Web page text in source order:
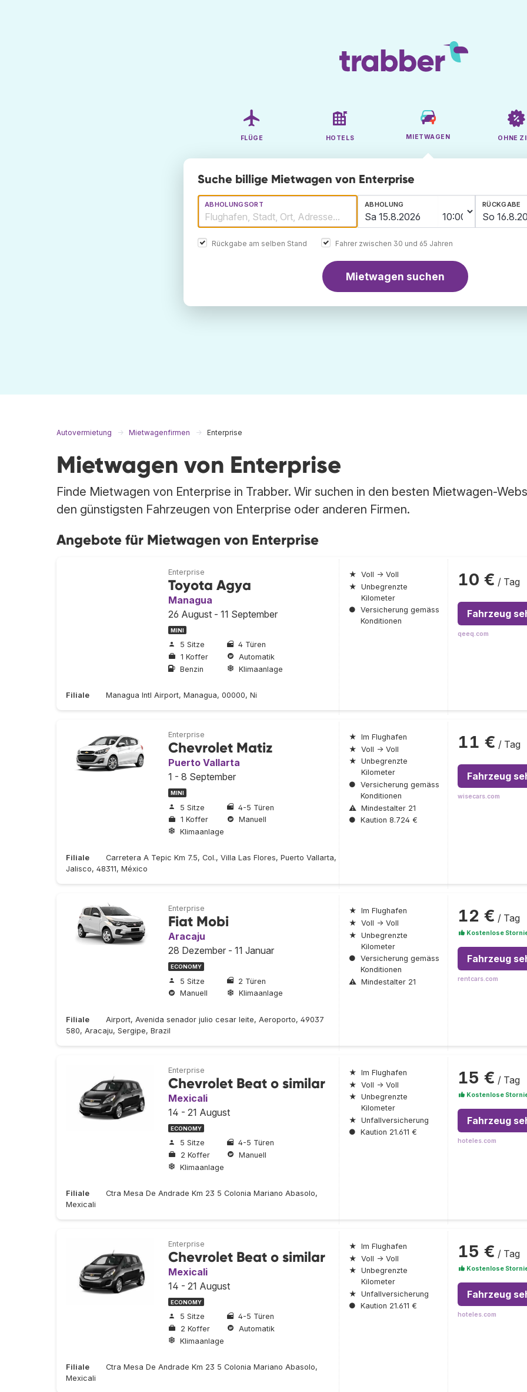
FLÜGE HOTELS MIETWAGEN OHNE
Suche billige Mietwagen von Enterprise
ABHOLUNGSORT ABHOLUNG RÜCKGABE
Rückgabe am selben Stand Fahrer zwischen 30 und 65 Jahren
Mietwagen suchen
Autovermietung Mietwagenfirmen Enterprise
Mietwagen von Enterprise
Finde Mietwagen von Enterprise in Trabber. Wir suchen in den besten Mietwagen-
den günstigsten Fahrzeugen von Enterprise oder anderen Firmen.
Angebote für Mietwagen von Enterprise
Enterprise
Toyota Agya
Managua
26 August - 11 September
MINI
5 Sitze
4 Türen
1 Koffer
Automatik
Benzin
Klimaanlage
Filiale Managua Intl Airport, Managua, 00000, Ni
★ Voll → Voll
★ Unbegrenzte
Kilometer
● Versicherung gemäss
Konditionen
10 € / Tag
Fahrzeug
qeeq.com
Enterprise
Chevrolet Matiz
Puerto Vallarta
1 - 8 September
MINI
5 Sitze
4-5 Türen
1 Koffer
Manuell
Klimaanlage
Filiale
Carretera A Tepic Km 7.5, Col., Villa Las Flores, Puerto Vallarta,
Jalisco, 48311, México
★ Im Flughafen
★ Voll → Voll
★ Unbegrenzte
Kilometer
● Versicherung gemäss
Konditionen
⚠ Mindestalter 21
● Kaution 8.724 €
11 € / Tag
Fahrzeug
wisecars.com
Enterprise
Fiat Mobi
Aracaju
28 Dezember - 11 Januar
ECONOMY
5 Sitze
2 Türen
Manuell
Klimaanlage
Filiale
Airport, Avenida senador julio cesar leite, Aeroporto, 49037
580, Aracaju, Sergipe, Brazil
★ Im Flughafen
★ Voll → Voll
★ Unbegrenzte
Kilometer
● Versicherung gemäss
Konditionen
⚠ Mindestalter 21
12 € / Tag
Kostenlose
Fahrzeug
rentcars.com
Enterprise
Chevrolet Beat o similar
Mexicali
14 - 21 August
ECONOMY
5 Sitze
4-5 Türen
2 Koffer
Manuell
Klimaanlage
Filiale
Ctra Mesa De Andrade Km 23 5 Colonia Mariano Abasolo,
Mexicali
★ Im Flughafen
★ Voll → Voll
★ Unbegrenzte
Kilometer
★ Unfallversicherung
● Kaution 21.611 €
15 € / Tag
Kostenlose
Fahrzeug
hoteles.com
Enterprise
Chevrolet Beat o similar
Mexicali
14 - 21 August
ECONOMY
5 Sitze
4-5 Türen
2 Koffer
Automatik
Klimaanlage
Filiale
Ctra Mesa De Andrade Km 23 5 Colonia Mariano Abasolo,
Mexicali
★ Im Flughafen
★ Voll → Voll
★ Unbegrenzte
Kilometer
★ Unfallversicherung
● Kaution 21.611 €
15 € / Tag
Kostenlose
Fahrzeug
hoteles.com